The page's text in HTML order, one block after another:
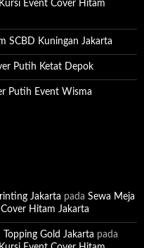
Event Cover Hitam
SCBD Kuningan Jakarta
Putih Ketat Depok
Putih Event Wisma
Jakarta pada Sewa Meja
Hitam Jakarta
Gold Jakarta pada